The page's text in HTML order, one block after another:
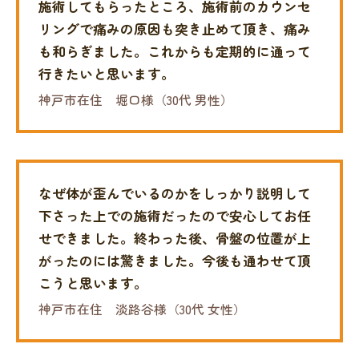
施術してもらったところ、施術前のカウンセ
リングで痛みの原因も突き止めて頂き、痛み
も和らぎました。 これからも定期的に通って
行きたいと思います。
神戸市在住 堀口様（30代 男性）
なぜ体が歪んでいるのかをしっかり説明して
下さった上での施術だったので安心してお任
せできました。 終わった後、骨盤の位置が上
がったのには驚きました。 今後も通わせて頂
こうと思います。
神戸市在住 淡路谷様（30代 女性）